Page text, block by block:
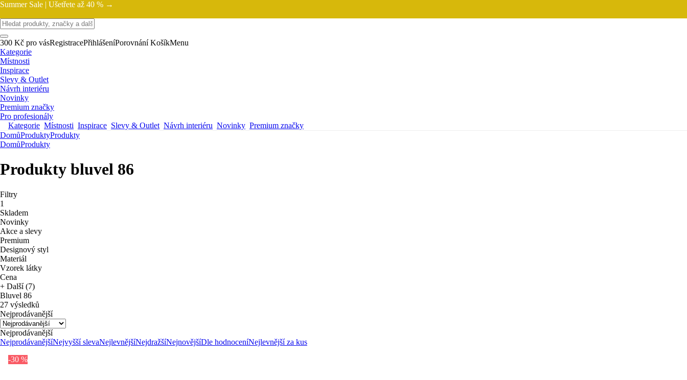
Summer Sale | Ušetřete až 40 % →
300 Kč pro vásRegistracePřihlášeníPorovnání KošíkMenu
Kategorie
Místnosti
Inspirace
Slevy & Outlet
Návrh interiéru
Novinky
Premium značky
Pro profesionály
Kategorie Místnosti Inspirace Slevy & Outlet Návrh interiéru Novinky Premium značky
DomůProduktyProdukty
DomůProdukty
Produkty bluvel 86
Filtry
1
Skladem
Novinky
Akce a slevy
Premium
Designový styl
Materiál
Vzorek látky
Cena
+ Další (7)
Bluvel 86
27 výsledků
Nejprodávanější
Nejprodávanější
NejprodávanějšíNejvyšší slevaNejlevnějšíNejdražšíNejnovějšíDle hodnoceníNejlevnější za kus
-30 %